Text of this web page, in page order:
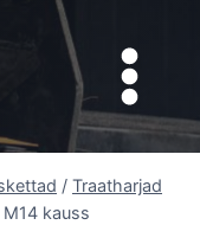
/ Traatharjad
kauss